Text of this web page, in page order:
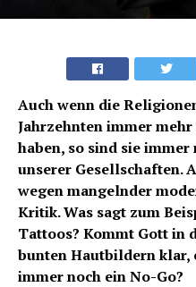
Auch wenn die
Jahrzehnten immer
haben, so sind sie
unserer Gesellschaften.
wegen mangelnder
Kritik. Was sagt zum
Tattoos? Kommt Gott in
bunten Hautbildern klar,
immer noch ein No-Go?